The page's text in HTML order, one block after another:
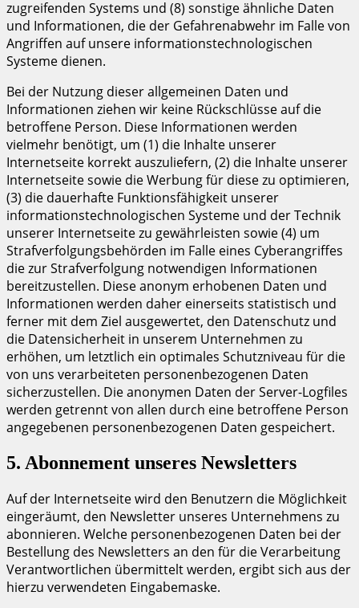
zugreifenden Systems und (8) sonstige ähnliche Daten
und Informationen, die der Gefahrenabwehr im Falle von
Angriffen auf unsere informationstechnologischen
Systeme dienen.
Bei der Nutzung dieser allgemeinen Daten und
Informationen ziehen wir keine Rückschlüsse auf die
betroffene Person. Diese Informationen werden
vielmehr benötigt, um (1) die Inhalte unserer
Internetseite korrekt auszuliefern, (2) die Inhalte unserer
Internetseite sowie die Werbung für diese zu optimieren,
(3) die dauerhafte Funktionsfähigkeit unserer
informationstechnologischen Systeme und der Technik
unserer Internetseite zu gewährleisten sowie (4) um
Strafverfolgungsbehörden im Falle eines Cyberangriffes
die zur Strafverfolgung notwendigen Informationen
bereitzustellen. Diese anonym erhobenen Daten und
Informationen werden daher einerseits statistisch und
ferner mit dem Ziel ausgewertet, den Datenschutz und
die Datensicherheit in unserem Unternehmen zu
erhöhen, um letztlich ein optimales Schutzniveau für die
von uns verarbeiteten personenbezogenen Daten
sicherzustellen. Die anonymen Daten der Server-Logfiles
werden getrennt von allen durch eine betroffene Person
angegebenen personenbezogenen Daten gespeichert.
5. Abonnement unseres Newsletters
Auf der Internetseite wird den Benutzern die Möglichkeit
eingeräumt, den Newsletter unseres Unternehmens zu
abonnieren. Welche personenbezogenen Daten bei der
Bestellung des Newsletters an den für die Verarbeitung
Verantwortlichen übermittelt werden, ergibt sich aus der
hierzu verwendeten Eingabemaske.